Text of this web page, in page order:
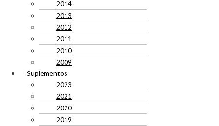
2014
2013
2012
2011
2010
2009
Suplementos
2023
2021
2020
2019